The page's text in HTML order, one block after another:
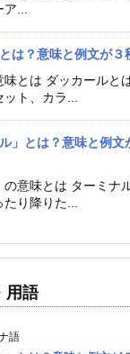
...
は？意味と例文が３
味とは ダッカールと
ト、カラ...
」とは？意味と例
の意味とは ターミナ
り降りた...
用語
語